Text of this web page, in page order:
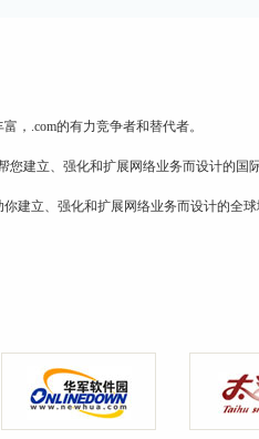
，.com的有力竞争者和替代者。
您建立、强化和扩展网络业务而设计的国际
建立、强化和扩展网络业务而设计的全球